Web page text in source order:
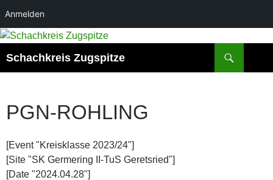
Anmelden
Zum
springen
Schachkreis Zugspitze
PGN-ROHLING
[Event "Kreisklasse 2023/24"]
[Site "SK Germering II-TuS Geretsried"]
[Date "2024.04.28"]